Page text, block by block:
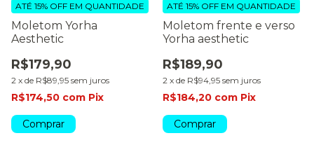
Moletom Yorha
Aesthetic
R$179,90
2 x de R$89,95 sem juros
ATÉ 15% OFF EM QUANTIDADE
R$174,50 com Pix
Comprar
Moletom frente e verso
Yorha aesthetic
R$189,90
2 x de R$94,95 sem juros
ATÉ 15% OFF EM QUANTIDADE
R$184,20 com Pix
Comprar